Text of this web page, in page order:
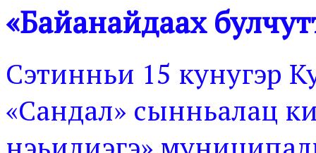
«Байанайдаах
Сэтинньи 15 кунугэр
«Сандал» сынньалац